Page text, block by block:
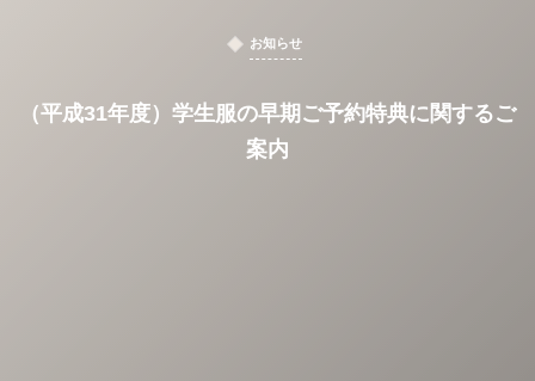
お知らせ
（平成31年度）学生服の早期ご予約特典に関するご
案内